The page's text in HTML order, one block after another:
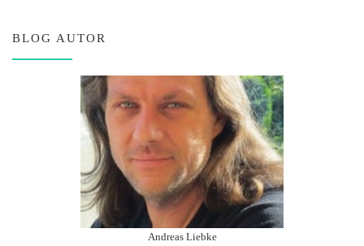
BLOG AUTOR
Andreas Liebke